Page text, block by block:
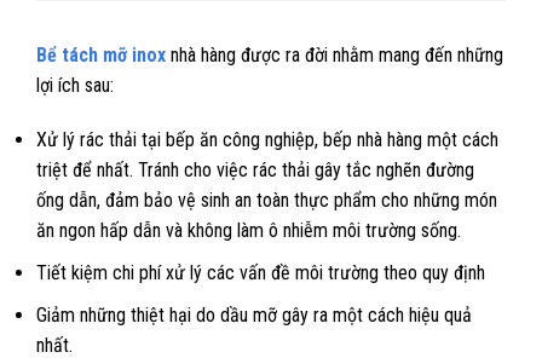
Bể tách mỡ inox nhà hàng được ra đời nhằm mang đến những
lợi ích sau:
Xử lý rác thải tại bếp ăn công nghiệp, bếp nhà hàng một cách
triệt để nhất. Tránh cho việc rác thải gây tắc nghẽn đường
ống dẫn, đảm bảo vệ sinh an toàn thực phẩm cho những món
ăn ngon hấp dẫn và không làm ô nhiễm môi trường sống.
Tiết kiệm chi phí xử lý các vấn đề môi trường theo quy định
Giảm những thiệt hại do dầu mỡ gây ra một cách hiệu quả
nhất.